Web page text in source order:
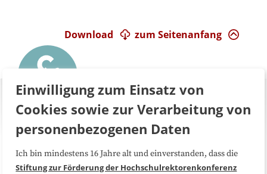
zum Seitenanfang
Download
Über uns FAQ
Einwilligung zum Einsatz von
Cookies sowie zur Verarbeitung von
personenbezogenen Daten
Ich bin mindestens 16 Jahre alt und einverstanden, dass die
Stiftung zur Förderung der Hochschulrektorenkonferenz